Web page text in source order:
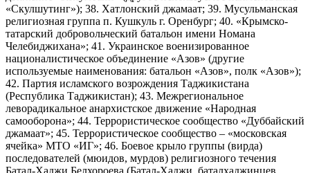
«Скулшутинг»); 38. Хатлонский джамаат; 39. Мусульманская
религиозная группа п. Кушкуль г. Оренбург; 40. «Крымско-
татарский добровольческий батальон имени Номана
Челебиджихана»; 41. Украинское военизированное
националистическое объединение «Азов» (другие
используемые наименования: батальон «Азов», полк «Азов»);
42. Партия исламского возрождения Таджикистана
(Республика Таджикистан); 43. Межрегиональное
леворадикальное анархистское движение «Народная
самооборона»; 44. Террористическое сообщество «Дуббайский
джамаат»; 45. Террористическое сообщество – «московская
ячейка» МТО «ИГ»; 46. Боевое крыло группы (вирда)
последователей (мюидов, мурдов) религиозного течения
Батал-Хаджи Белхороева (Батал-Хаджи, баталхаджинцев,